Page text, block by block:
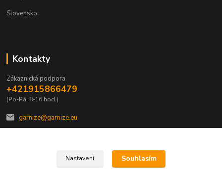
Slovensko
Kontakty
Zákaznická podpora
+421915866479
(Po-Pá, 8-16 hod.)
garnize@garnize.eu
Nastavení Souhlasím